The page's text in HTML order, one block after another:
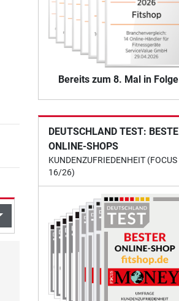
Bereits zum 8. Mal in Folge
DEUTSCHLAND TEST: BESTE
ONLINE-SHOPS
KUNDENZUFRIEDENHEIT (FOCUS
16/26)